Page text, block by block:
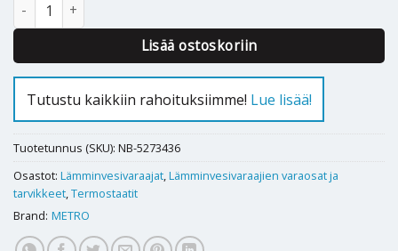
Lisää ostoskoriin
Tutustu kaikkiin rahoituksiimme! Lue lisää!
Tuotetunnus (SKU): NB-5273436
Osastot: Lämminvesivaraajat,Lämminvesivaraajien varaosat ja
tarvikkeet,Termostaatit
Brand: METRO